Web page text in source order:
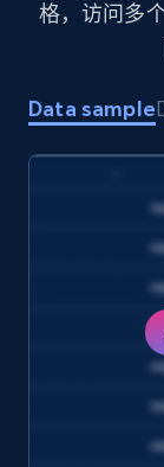
Amazon
price,
URL,
Rating,
格，访问多
Data sample